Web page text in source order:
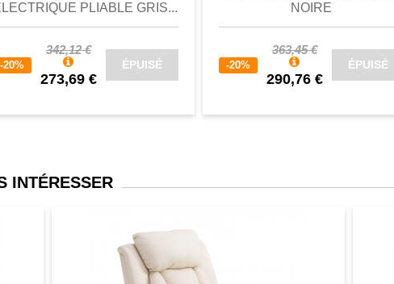
PLIABLE GRIS...
-20%
342,12 €
273,69 €
ÉPUISÉ
NOIRE
-20%
363,45 €
290,76 €
ÉPUISÉ
INTÉRESSER